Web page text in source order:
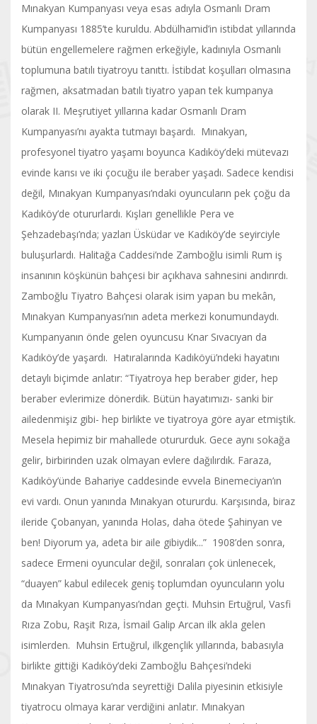
Mınakyan Kumpanyası veya esas adıyla Osmanlı Dram
Kumpanyası 1885’te kuruldu. Abdülhamid’in istibdat yıllarında
bütün engellemelere rağmen erkeğiyle, kadınıyla Osmanlı
toplumuna batılı tiyatroyu tanıttı. İstibdat koşulları olmasına
rağmen, aksatmadan batılı tiyatro yapan tek kumpanya
olarak II. Meşrutiyet yıllarına kadar Osmanlı Dram
Kumpanyası’nı ayakta tutmayı başardı. Mınakyan,
profesyonel tiyatro yaşamı boyunca Kadıköy’deki mütevazı
evinde karısı ve iki çocuğu ile beraber yaşadı. Sadece kendisi
değil, Mınakyan Kumpanyası’ndaki oyuncuların pek çoğu da
Kadıköy’de otururlardı. Kışları genellikle Pera ve
Şehzadebaşı’nda; yazları Üsküdar ve Kadıköy’de seyirciyle
buluşurlardı. Halitağa Caddesi’nde Zamboğlu isimli Rum iş
insanının köşkünün bahçesi bir açıkhava sahnesini andırırdı.
Zamboğlu Tiyatro Bahçesi olarak isim yapan bu mekân,
Mınakyan Kumpanyası’nın adeta merkezi konumundaydı.
Kumpanyanın önde gelen oyuncusu Knar Sıvacıyan da
Kadıköy’de yaşardı. Hatıralarında Kadıköyü’ndeki hayatını
detaylı biçimde anlatır: “Tiyatroya hep beraber gider, hep
beraber evlerimize dönerdik. Bütün hayatımızı- sanki bir
ailedenmişiz gibi- hep birlikte ve tiyatroya göre ayar etmiştik.
Mesela hepimiz bir mahallede otururduk. Gece aynı sokağa
gelir, birbirinden uzak olmayan evlere dağılırdık. Faraza,
Kadıköy’ünde Bahariye caddesinde evvela Binemeciyan’ın
evi vardı. Onun yanında Mınakyan otururdu. Karşısında, biraz
ileride Çobanyan, yanında Holas, daha ötede Şahinyan ve
ben! Diyorum ya, adeta bir aile gibiydik...” 1908’den sonra,
sadece Ermeni oyuncular değil, sonraları çok ünlenecek,
“duayen” kabul edilecek geniş toplumdan oyuncuların yolu
da Mınakyan Kumpanyası’ndan geçti. Muhsin Ertuğrul, Vasfi
Rıza Zobu, Raşit Rıza, İsmail Galip Arcan ilk akla gelen
isimlerden. Muhsin Ertuğrul, ilkgençlik yıllarında, babasıyla
birlikte gittiği Kadıköy’deki Zamboğlu Bahçesi’ndeki
Mınakyan Tiyatrosu’nda seyrettiği Dalila piyesinin etkisiyle
tiyatrocu olmaya karar verdiğini anlatır. Mınakyan